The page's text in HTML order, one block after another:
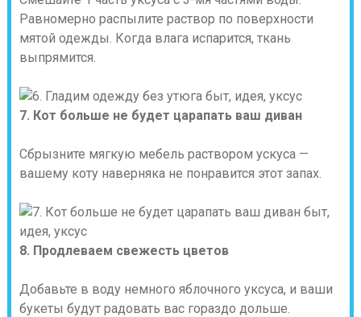
Равномерно распылите раствор по поверхности
мятой одежды. Когда влага испарится, ткань
выпрямится.
7. Кот больше не будет царапать ваш диван
Сбрызните мягкую мебель раствором ускуса —
вашему коту наверняка не понравится этот запах.
8. Продлеваем свежесть цветов
Добавьте в воду немного яблочного уксуса, и ваши
букеты будут радовать вас гораздо дольше.